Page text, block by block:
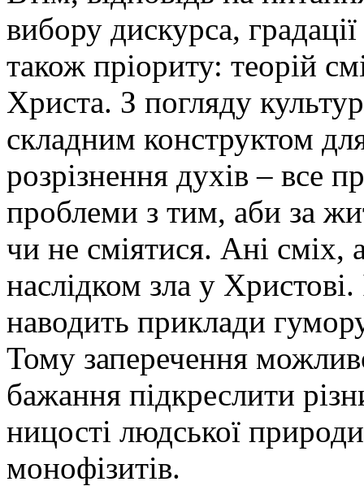
вибору дискурса,
також пріориту: теорій
Христа. З погляду
складним конструктом
розрізнення духів – все
проблеми з тим, аби за
чи не сміятися. Ані
наслідком зла у
наводить приклади
Тому заперечення
бажання підкреслити
ницості людської
монофізитів.